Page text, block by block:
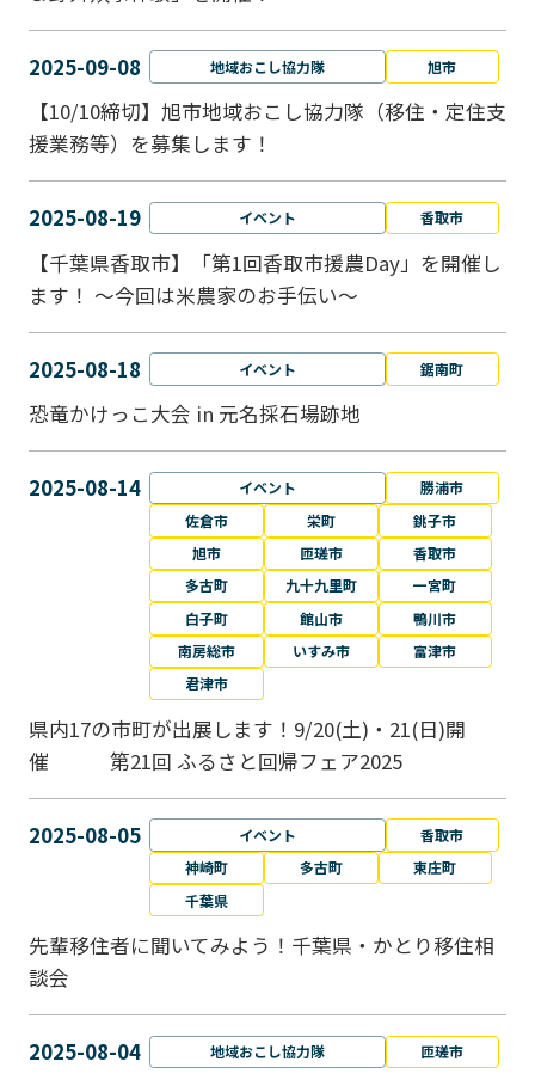
2025-09-08 地域おこし協力隊 旭市
【10/10締切】旭市地域おこし協力隊（移住・定住支
援業務等）を募集します！
2025-08-19 イベント 香取市
【千葉県香取市】「第1回香取市援農Day」を開催し
ます！ ～今回は米農家のお手伝い～
2025-08-18 イベント 鋸南町
恐竜かけっこ大会 in 元名採石場跡地
2025-08-14 イベント
勝浦市
佐倉市
栄町
銚子市
旭市
匝瑳市
香取市
多古町
九十九里町
一宮町
白子町
館山市
鴨川市
南房総市
いすみ市
富津市
君津市
県内17の市町が出展します！9/20(土)・21(日)開
催 第21回 ふるさと回帰フェア2025
2025-08-05 イベント
香取市
神崎町
多古町
東庄町
千葉県
先輩移住者に聞いてみよう！千葉県・かとり移住相
談会
2025-08-04 地域おこし協力隊 匝瑳市